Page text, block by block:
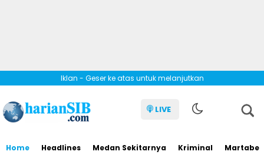
Iklan - Geser ke atas untuk melanjutkan
LIVE
Home Headlines Medan Sekitarnya Kriminal Martabe